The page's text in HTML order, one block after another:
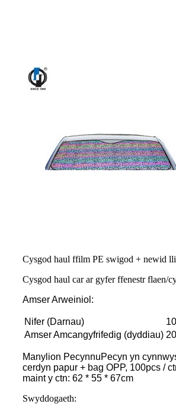
Cysgod haul ffilm PE swigod + newid
Cysgod haul car ar gyfer ffenestr flaen/
Amser Arweiniol :
Nifer (Darnau)
Amser Amcangyfrifedig (dyddiau) 20
Manylion PecynnuPecyn yn
cerdyn papur + bag OPP, 100pcs /
maint y ctn: 62 * 55 * 67cm
Swyddogaeth: